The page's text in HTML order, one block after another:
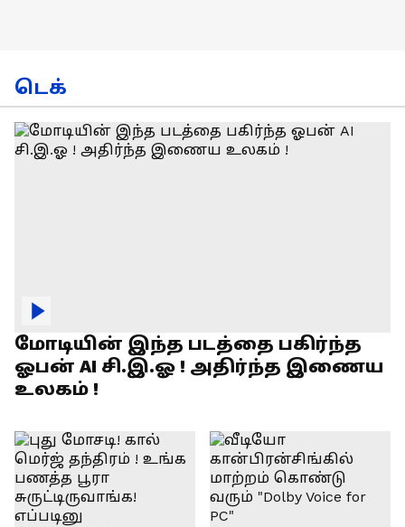
டெக்
மோடியின் இந்த படத்தை பகிர்ந்த
ஓபன் AI சி.இ.ஓ ! அதிர்ந்த இணைய
உலகம் !